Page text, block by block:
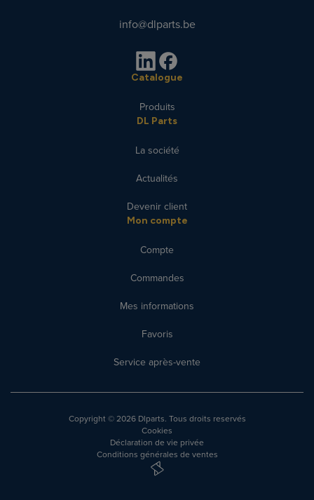
info@dlparts.be
Catalogue
Produits
DL Parts
La société
Actualités
Devenir client
Mon compte
Compte
Commandes
Mes informations
Favoris
Service après-vente
Copyright© 2026 Dlparts. Tous droits reservés
Cookies
Déclaration de vie privée
Conditions générales de ventes